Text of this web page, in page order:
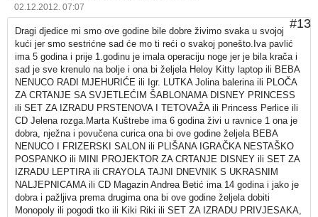
02.12.2012. 07:07
#13
Dragi djedice mi smo ove godine bile dobre živimo svaka u svojoj
kući jer smo sestrićne sad će mo ti reći o svakoj ponešto.Iva pavlić
ima 5 godina i prije 1.godinu je imala operaciju noge jer je bila krača i
sad je sve krenulo na bolje i ona bi željela Heloy Kitty laptop ili BEBA
NENUCO RADI MJEHURIĆE ili Igr. LUTKA Jolina balerina ili PLOČA
ZA CRTANJE SA SVJETLEĆIM ŠABLONAMA DISNEY PRINCESS
ili SET ZA IZRADU PRSTENOVA I TETOVAŽA ili Princess Perlice ili
CD Jelena rozga.Marta Kuštrebe ima 6 godina živi u ravnice 1 ona je
dobra, nježna i povučena curica ona bi ove godine željela BEBA
NENUCO I FRIZERSKI SALON ili PLIŠANA IGRAČKA NESTAŠKO
POSPANKO ili MINI PROJEKTOR ZA CRTANJE DISNEY ili SET ZA
IZRADU LEPTIRA ili CRAYOLA TAJNI DNEVNIK S UKRASNIM
NALJEPNICAMA ili CD Magazin Andrea Betić ima 14 godina i jako je
dobra i pažljiva prema drugima ona bi ove godine željela dobiti
Monopoly ili pogodi tko ili Kiki Riki ili SET ZA IZRADU PRIVJESAKA,